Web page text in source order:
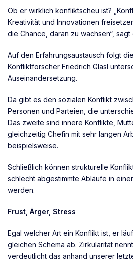
Ob er wirklich konfliktscheu ist?
Kreativität und Innovationen
die Chance, daran zu wachsen“, sagt
Auf den Erfahrungsaustausch folgt
Konfliktforscher Friedrich Glasl
Auseinandersetzung.
Da gibt es den sozialen Konflikt
Personen und Parteien, die
Das zweite sind innere Konflikte,
gleichzeitig Chefin mit sehr langen
beispielsweise.
Schließlich können strukturelle
schlecht abgestimmte Abläufe in
werden.
Frust, Ärger, Stress
Egal welcher Art ein Konflikt ist, er
gleichen Schema ab. Zirkularität
verdeutlicht das anhand unserer